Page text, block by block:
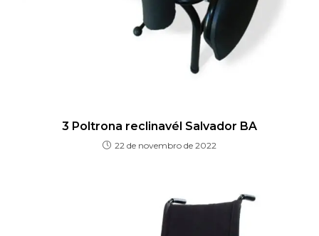
3 Poltrona reclinavél Salvador BA
22 de novembro de 2022